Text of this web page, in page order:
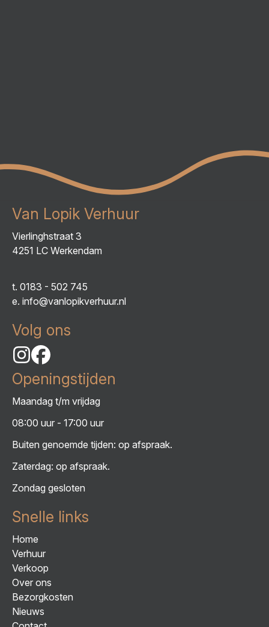
Van Lopik Verhuur
Vierlinghstraat 3
4251 LC Werkendam
t. 0183 - 502 745
e. info@vanlopikverhuur.nl
Volg ons
Openingstijden
Maandag t/m vrijdag
08:00 uur - 17:00 uur
Buiten genoemde tijden: op afspraak.
Zaterdag: op afspraak.
Zondag gesloten
Snelle links
Home
Verhuur
Verkoop
Over ons
Bezorgkosten
Nieuws